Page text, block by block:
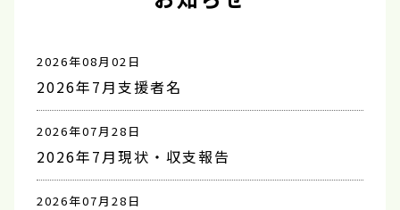
2026年08月02日
2026年7月支援者名
2026年07月28日
2026年7月現状・収支報告
2026年07月28日